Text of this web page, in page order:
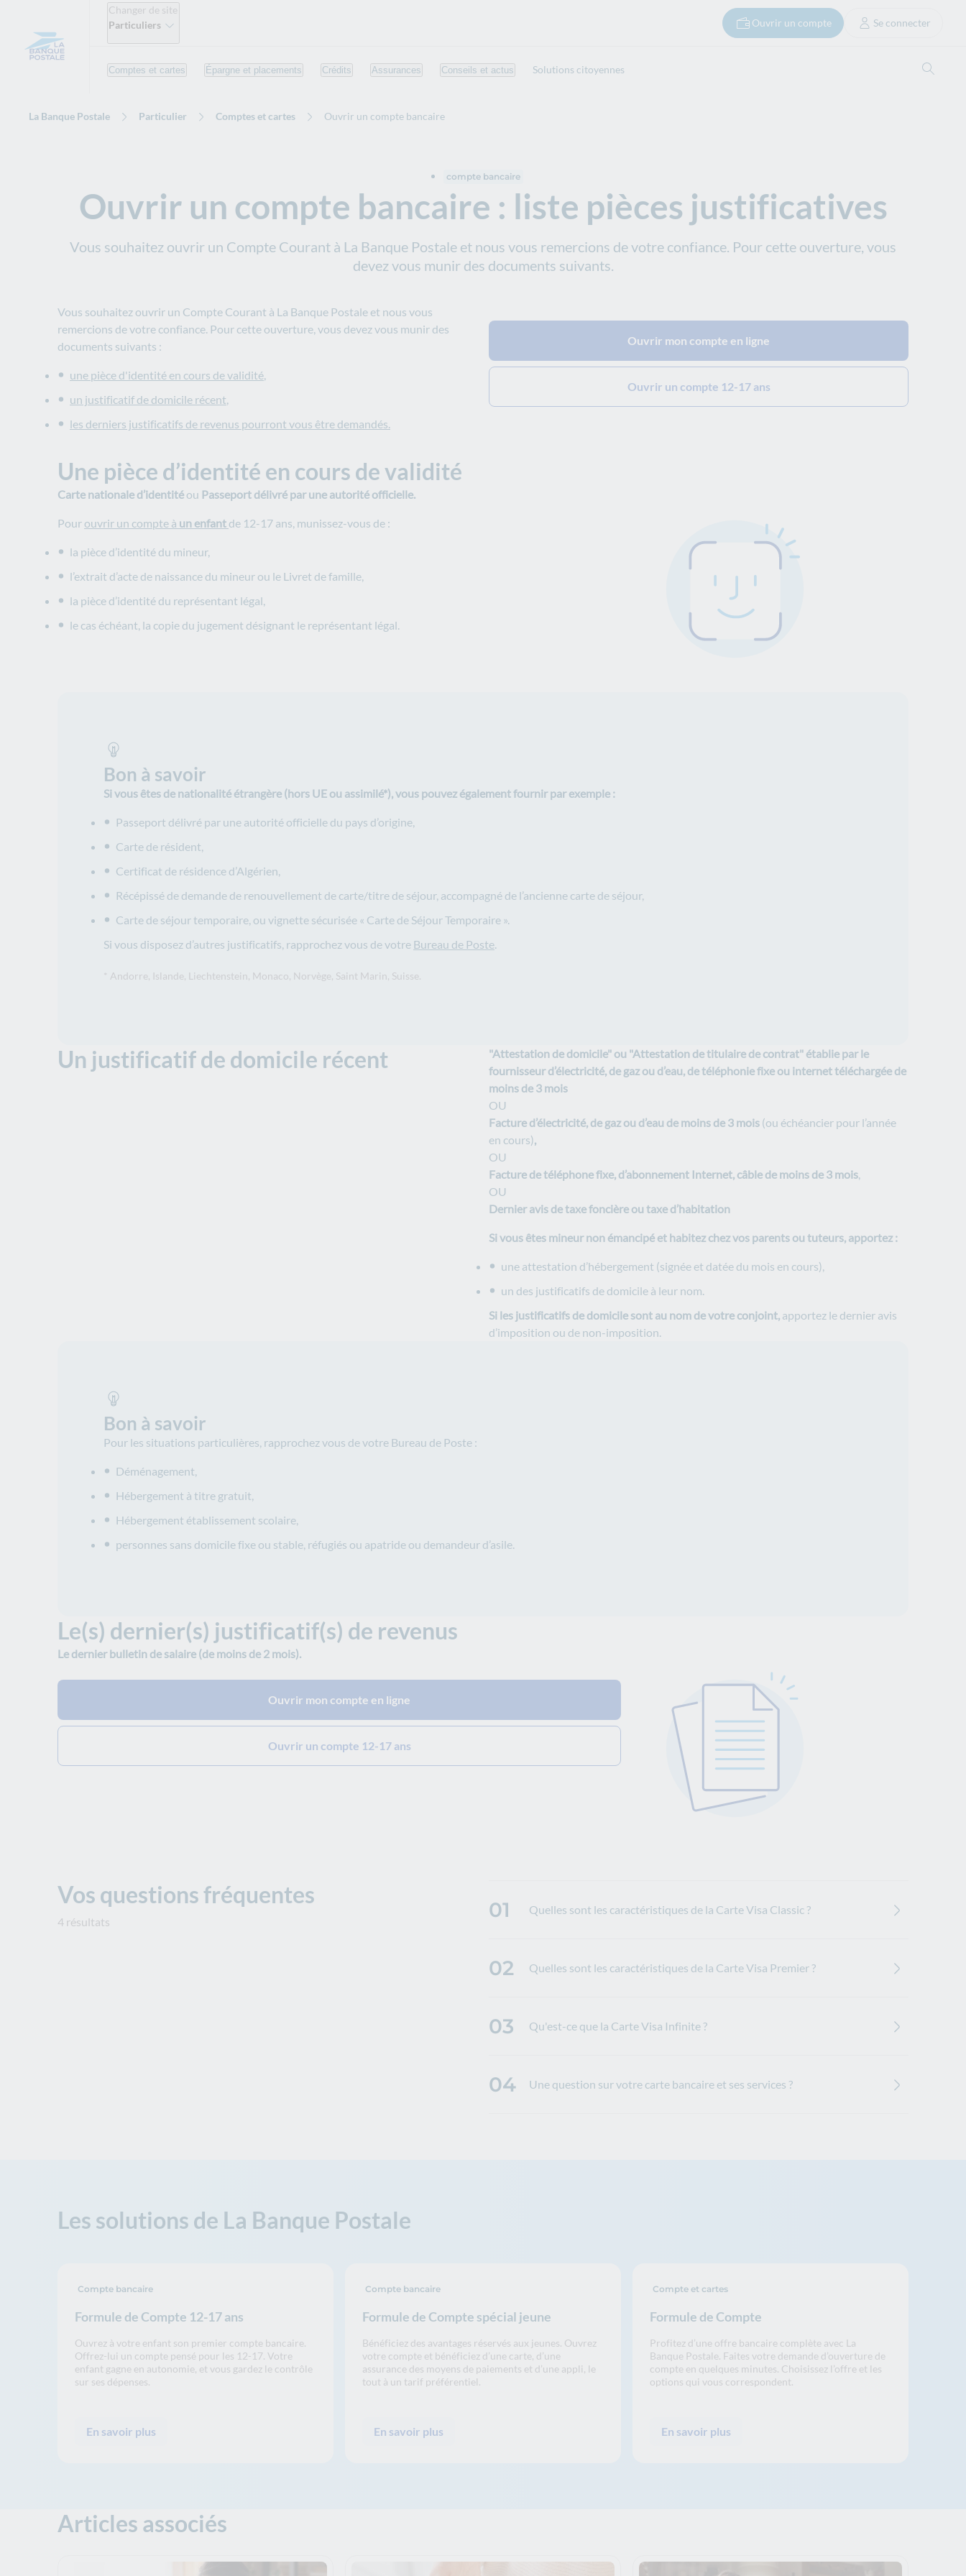
Changer de site
Particuliers
Ouvrir un compte Se connecter
Comptes et cartes Épargne et placements Crédits Assurances Conseils et actus Solutions citoyennes
La Banque Postale Particulier Comptes et cartes Ouvrir un compte bancaire
Ouvrir un compte bancaire : liste pièces justificatives
compte bancaire
Vous souhaitez ouvrir un Compte Courant à La Banque Postale et nous vous remercions de votre confiance. Pour cette ouverture, vous
devez vous munir des documents suivants.
Vous souhaitez ouvrir un Compte Courant à La Banque Postale et nous vous
remercions de votre confiance. Pour cette ouverture, vous devez vous munir des
documents suivants :
une pièce d'identité en cours de validité,
un justificatif de domicile récent,
les derniers justificatifs de revenus pourront vous être demandés.
Ouvrir mon compte en ligne
Ouvrir un compte 12-17 ans
Une pièce d’identité en cours de validité
Carte nationale d’identité ou Passeport délivré par une autorité officielle.
Pour ouvrir un compte à un enfant de 12-17 ans, munissez-vous de :
la pièce d’identité du mineur,
l’extrait d’acte de naissance du mineur ou le Livret de famille,
la pièce d’identité du représentant légal,
le cas échéant, la copie du jugement désignant le représentant légal.
Bon à savoir
Si vous êtes de nationalité étrangère (hors UE ou assimilé*), vous pouvez également fournir par exemple :
Passeport délivré par une autorité officielle du pays d’origine,
Carte de résident,
Certificat de résidence d’Algérien,
Récépissé de demande de renouvellement de carte/titre de séjour, accompagné de l’ancienne carte de séjour,
Carte de séjour temporaire, ou vignette sécurisée « Carte de Séjour Temporaire ».
Si vous disposez d’autres justificatifs, rapprochez vous de votre Bureau de Poste.
* Andorre, Islande, Liechtenstein, Monaco, Norvège, Saint Marin, Suisse.
Un justificatif de domicile récent
"Attestation de domicile" ou "Attestation de titulaire de contrat" établie par le
fournisseur d’électricité, de gaz ou d’eau, de téléphonie fixe ou internet téléchargée de
moins de 3 mois
OU
Facture d’électricité, de gaz ou d’eau de moins de 3 mois (ou échéancier pour l’année
en cours),
OU
Facture de téléphone fixe, d’abonnement Internet, câble de moins de 3 mois,
OU
Dernier avis de taxe foncière ou taxe d’habitation
Si vous êtes mineur non émancipé et habitez chez vos parents ou tuteurs, apportez :
une attestation d’hébergement (signée et datée du mois en cours),
un des justificatifs de domicile à leur nom.
Si les justificatifs de domicile sont au nom de votre conjoint, apportez le dernier avis
d’imposition ou de non-imposition.
Bon à savoir
Pour les situations particulières, rapprochez vous de votre Bureau de Poste :
Déménagement,
Hébergement à titre gratuit,
Hébergement établissement scolaire,
personnes sans domicile fixe ou stable, réfugiés ou apatride ou demandeur d’asile.
Le(s) dernier(s) justificatif(s) de revenus
Le dernier bulletin de salaire (de moins de 2 mois).
Ouvrir mon compte en ligne
Ouvrir un compte 12-17 ans
Vos questions fréquentes
4 résultats 01 Quelles sont les caractéristiques de la Carte Visa Classic ?
02 Quelles sont les caractéristiques de la Carte Visa Premier ?
03 Qu'est-ce que la Carte Visa Infinite ?
04 Une question sur votre carte bancaire et ses services ?
Les solutions de La Banque Postale
Formule de Compte 12-17 ans
Compte bancaire
Ouvrez à votre enfant son premier compte bancaire.
Offrez-lui un compte pensé pour les 12-17. Votre
enfant gagne en autonomie, et vous gardez le contrôle
sur ses dépenses.
En savoir plus
Formule de Compte spécial jeune
Compte bancaire
Bénéficiez des avantages réservés aux jeunes. Ouvrez
votre compte et bénéficiez d’une carte, d’une
assurance des moyens de paiements et d’une appli, le
tout à un tarif préférentiel.
En savoir plus
Formule de Compte
Compte et cartes
Profitez d’une offre bancaire complète avec La
Banque Postale. Faites votre demande d’ouverture de
compte en quelques minutes. Choisissez l’offre et les
options qui vous correspondent.
En savoir plus
Articles associés